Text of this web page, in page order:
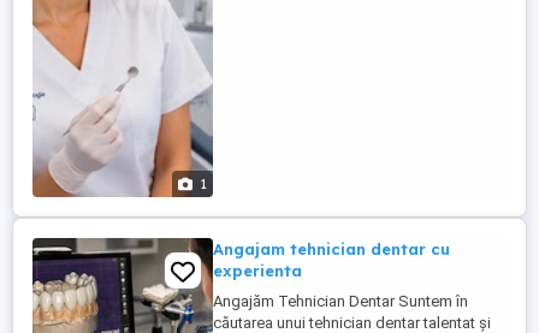
1
Angajam tehnician dentar cu
experienta
Angajăm Tehnician Dentar Suntem în
căutarea unui tehnician dentar talentat și